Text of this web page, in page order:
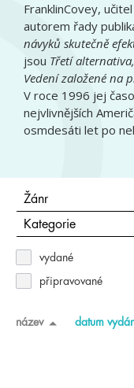
FranklinCovey,
autorem řady
návyků skutečně
jsou Třetí
Vedení založené na
V roce 1996 jej
nejvlivnějších
osmdesáti let po
Žánr
Kategorie
vydané
připravované
název datum